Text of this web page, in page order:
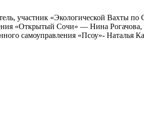
участник «Экологической Вахты
«Открытый Сочи» — Нина Рогачова,
самоуправления «Псоу»- Наталья